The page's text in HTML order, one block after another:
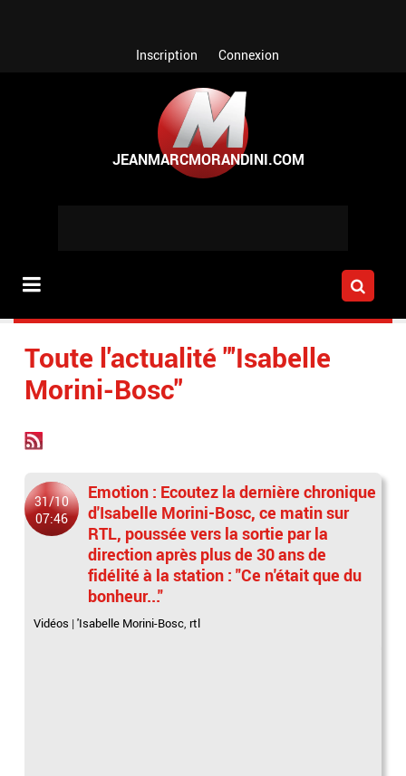
Inscription Connexion
Toute l'actualité "'Isabelle
Morini-Bosc"
31/10
07:46
Emotion : Ecoutez la dernière chronique
d'Isabelle Morini-Bosc, ce matin sur
RTL, poussée vers la sortie par la
direction après plus de 30 ans de
fidélité à la station : "Ce n'était que du
bonheur..."
Vidéos |'Isabelle Morini-Bosc, rtl